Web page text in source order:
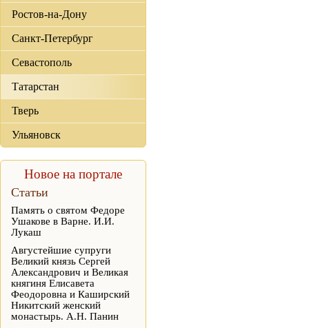
Ростов-на-Дону
Санкт-Петербург
Севастополь
Татарстан
Тверь
Ульяновск
Новое на портале
Статьи
Память о святом Федоре
Ушакове в Варне. И.И.
Лукаш
Августейшие супруги
Великий князь Сергей
Александрович и Великая
княгиня Елисавета
Феодоровна и Каширский
Никитский женский
монастырь. А.Н. Панин